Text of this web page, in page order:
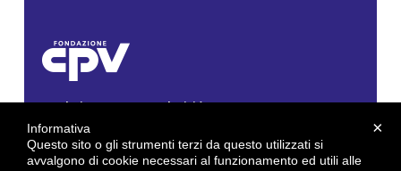
Via Gioacchino Rossini, 60 - 36100 Vicenza - Italy
Tel. 0444/960500 - Fax 0444/1932220
C.F. e P. IVA: 02429800242
×
Informativa
Questo sito o gli strumenti terzi da questo utilizzati si
avvalgono di cookie necessari al funzionamento ed utili alle